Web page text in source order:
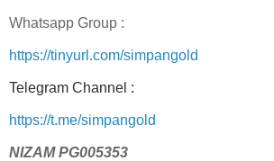
Whatsapp Group :
https://tinyurl.com/simpangold
Telegram Channel :
https://t.me/simpangold
NIZAM PG005353